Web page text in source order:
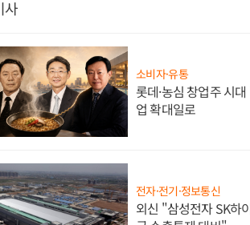
사
소비자·유통
롯데·농심 창업주 시
업 확대일로
전자·전기·정보통신
외신 "삼성전자 SK하